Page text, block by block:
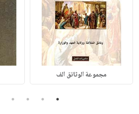
مجموعة الوثائق الف
1
2
3
4